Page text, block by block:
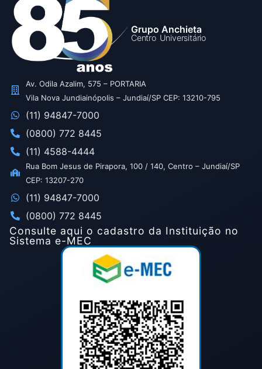
Grupo Anchieta
Centro Universitário
Av. Odila Azalim, 575 – PORTARIA
Vila Nova Jundiainópolis – Jundiaí/SP CEP: 13210-795
(11) 94847-7000
(0800) 772 8445
(11) 4588-4444
Rua Bom Jesus de Pirapora, 100 / 140, Centro – Jundiaí/SP
CEP: 13207-270
(11) 94847-7000
(0800) 772 8445
Consulte aqui o cadastro da Instituição no
Sistema e-MEC